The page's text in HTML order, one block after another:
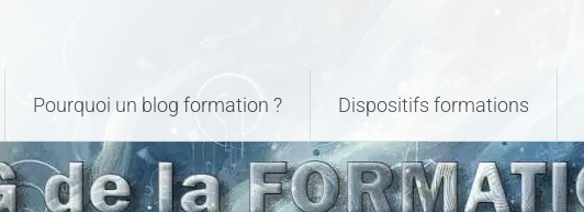
Pourquoi un blog formation ? Dispositifs formations